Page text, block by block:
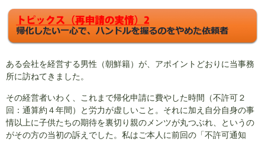
ある会社を経営する男性（朝鮮籍）が、アポイントどおりに当事務
所に訪ねてきました。
その経営者いわく、これまで帰化申請に費やした時間（不許可２
回：通算約４年間）と労力が虚しいこと。それに加え自分自身の事
情以上に子供たちの期待を裏切り親のメンツが丸つぶれ、というの
がその方の当初の訴えでした。私はご本人に前回の「不許可通知